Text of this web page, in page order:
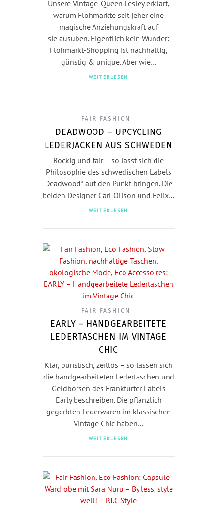
Unsere Vintage-Queen Lesley erklärt,
warum Flohmärkte seit jeher eine
magische Anziehungskraft auf
sie ausüben. Eigentlich kein Wunder:
Flohmarkt-Shopping ist nachhaltig,
günstig & unique. Aber wie…
WEITERLESEN
FAIR FASHION
DEADWOOD – UPCYCLING
LEDERJACKEN AUS SCHWEDEN
Rockig und fair – so lässt sich die
Philosophie des schwedischen Labels
Deadwood* auf den Punkt bringen. Die
beiden Designer Carl Ollson und Felix…
WEITERLESEN
FAIR FASHION
EARLY – HANDGEARBEITETE
LEDERTASCHEN IM VINTAGE
CHIC
Klar, puristisch, zeitlos – so lassen sich
die handgearbeiteten Ledertaschen und
Geldbörsen des Frankfurter Labels
Early beschreiben. Die pflanzlich
gegerbten Lederwaren im klassischen
Vintage Chic haben…
WEITERLESEN